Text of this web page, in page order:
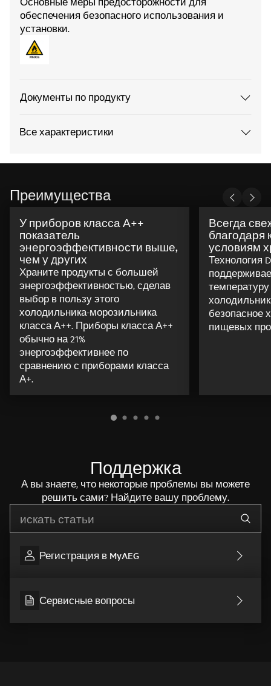
обеспечения безопасного использования и
установки.
Документы по продукту
Все характеристики
Преимущества
У приборов класса А++
показатель
энергоэффективности выше,
чем у других
Храните продукты с большей
энергоэффективностью, сделав
выбор в пользу этого
холодильника-морозильника
класса А++. Приборы класса А++
обычно на 21%
энергоэффективнее по
сравнению с приборами класса
А+.
Всегда
условиям
Технология
безопасное
пищевых
Поддержка
А вы знаете, что некоторые проблемы вы можете
решить сами? Найдите вашу проблему.
Регистрация в MyAEG
Сервисные вопросы